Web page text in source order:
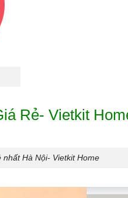
Rẻ- Vietkit
nhất Hà Nội- Vietkit Home